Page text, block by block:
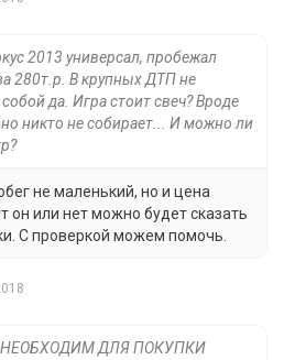
2013 универсал, пробежал
280т.р. В крупных ДТП не
да. Игра стоит свеч? Вроде
никто не собирает... И можно ли
не маленький, но и цена
он или нет можно будет сказать
С проверкой можем помочь.
НЕОБХОДИМ ДЛЯ ПОКУПКИ